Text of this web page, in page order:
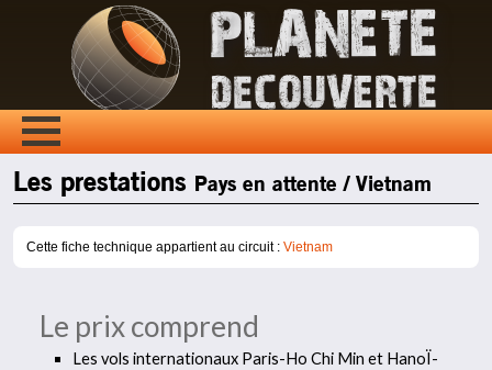
Les prestations Pays en attente / Vietnam
Cette fiche technique appartient au circuit :Vietnam
Le prix comprend
Les vols internationaux Paris-Ho Chi Min et HanoÏ-